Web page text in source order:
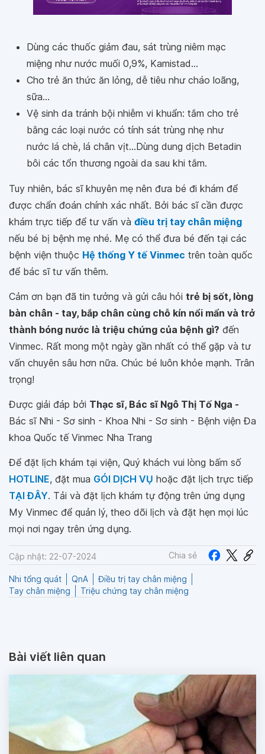
Dùng các thuốc giảm đau, sát trùng niêm mạc
miệng như nước muối 0,9%, Kamistad...
Cho trẻ ăn thức ăn lỏng, dễ tiêu như cháo loãng,
sữa...
Vệ sinh da tránh bội nhiễm vi khuẩn: tắm cho trẻ
bằng các loại nước có tính sát trùng nhẹ như
nước lá chè, lá chân vịt...Dùng dung dịch Betadin
bôi các tổn thương ngoài da sau khi tắm.
Tuy nhiên, bác sĩ khuyên mẹ nên đưa bé đi khám để
được chẩn đoán chính xác nhất. Bởi bác sĩ cần được
khám trực tiếp để tư vấn và điều trị tay chân miệng
nếu bé bị bệnh mẹ nhé. Mẹ có thể đưa bé đến tại các
bệnh viện thuộc Hệ thống Y tế Vinmec trên toàn quốc
để bác sĩ tư vấn thêm.
Cảm ơn bạn đã tin tưởng và gửi câu hỏi trẻ bị sốt, lòng
bàn chân - tay, bắp chân cùng chỗ kín nổi mẩn và trở
thành bóng nước là triệu chứng của bệnh gì? đến
Vinmec. Rất mong một ngày gần nhất có thể gặp và tư
vấn chuyên sâu hơn nữa. Chúc bé luôn khỏe mạnh. Trân
trọng!
Được giải đáp bởi Thạc sĩ, Bác sĩ Ngô Thị Tố Nga -
Bác sĩ Nhi - Sơ sinh - Khoa Nhi - Sơ sinh - Bệnh viện Đa
khoa Quốc tế Vinmec Nha Trang
Để đặt lịch khám tại viện, Quý khách vui lòng bấm số
HOTLINE, đặt mua GÓI DỊCH VỤ hoặc đặt lịch trực tiếp
TẠI ĐÂY. Tải và đặt lịch khám tự động trên ứng dụng
My Vinmec để quản lý, theo dõi lịch và đặt hẹn mọi lúc
mọi nơi ngay trên ứng dụng.
Cập nhật: 22-07-2024 Chia sẻ
Nhi tổng quát QnA
Điều trị tay chân miệng
Tay chân miệng
Triệu chứng tay chân miệng
Bài viết liên quan